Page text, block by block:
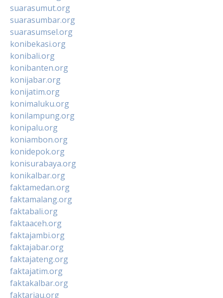
suarasumut.org
suarasumbar.org
suarasumsel.org
konibekasi.org
konibali.org
konibanten.org
konijabar.org
konijatim.org
konimaluku.org
konilampung.org
konipalu.org
koniambon.org
konidepok.org
konisurabaya.org
konikalbar.org
faktamedan.org
faktamalang.org
faktabali.org
faktaaceh.org
faktajambi.org
faktajabar.org
faktajateng.org
faktajatim.org
faktakalbar.org
faktariau.org